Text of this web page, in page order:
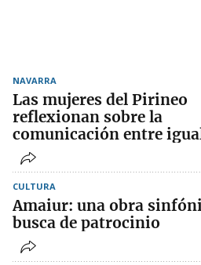
NAVARRA
Las mujeres del Pirineo
reflexionan sobre la
comunicación entre
CULTURA
Amaiur: una obra
busca de patrocinio